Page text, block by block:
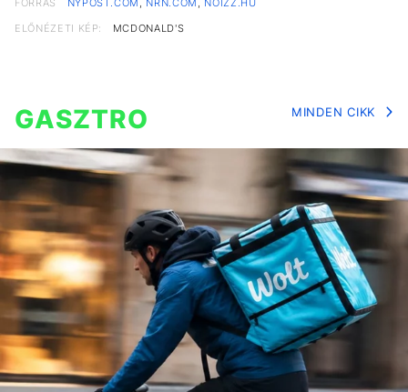
FORRÁS NYPOST.COM , NRN.COM , NOIZZ.HU
ELŐNÉZETI KÉP:
MCDONALD'S
GASZTRO MINDEN CIKK